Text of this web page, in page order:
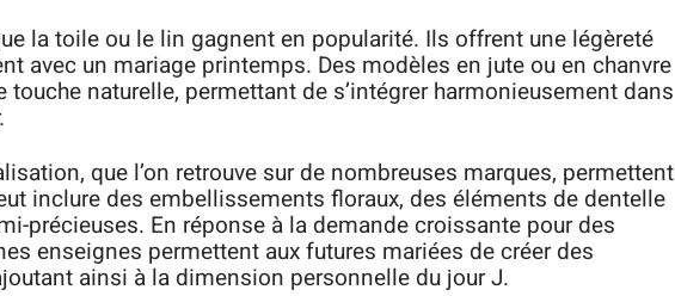
la toile ou le lin gagnent en popularité. Ils offrent une légèreté
avec un mariage printemps. Des modèles en jute ou en chanvre
naturelle, permettant de s’intégrer harmonieusement dans
que l’on retrouve sur de nombreuses marques, permettent
inclure des embellissements floraux, des éléments de dentelle
précieuses. En réponse à la demande croissante pour des
enseignes permettent aux futures mariées de créer des
ainsi à la dimension personnelle du jour J.